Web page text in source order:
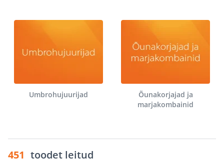
Umbrohujuurijad
Õunakorjajad ja
marjakombainid
451 toodet leitud